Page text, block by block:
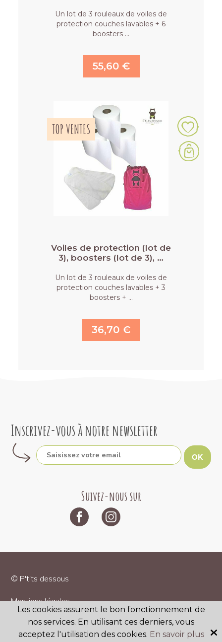
Un lot de 3 rouleaux de voiles de
protection couches lavables + 6
boosters …
55,60 €
TOP VENTES
Voiles de protection (lot de
3), boosters (lot de 3), …
Un lot de 3 rouleaux de voiles de
protection couches lavables + 3
boosters + …
36,70 €
Inscrivez-vous à notre newsletter
OK
Suivez-nous sur
© P'tits dessous
Mentions légales
Les cookies assurent le bon fonctionnement de
nos services. En utilisant ces derniers, vous
acceptez l'utilisation des cookies. En savoir plus